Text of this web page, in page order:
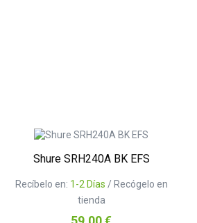
Shure SRH240A BK EFS
Recíbelo en: 1-2 Días / Recógelo en
tienda
Precio